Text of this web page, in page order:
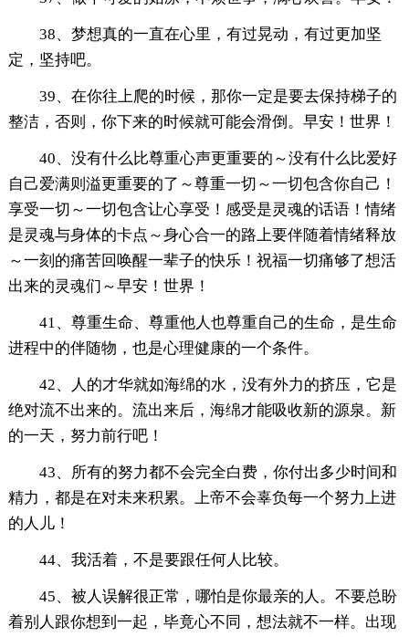
38、梦想真的一直在心里，有过晃动，有过更加坚
定，坚持吧。
39、在你往上爬的时候，那你一定是要去保持梯子的
整洁，否则，你下来的时候就可能会滑倒。早安！世界！
40、没有什么比尊重心声更重要的～没有什么比爱好
自己爱满则溢更重要的了～尊重一切～一切包含你自己！
享受一切～一切包含让心享受！感受是灵魂的话语！情绪
是灵魂与身体的卡点～身心合一的路上要伴随着情绪释放
～一刻的痛苦回唤醒一辈子的快乐！祝福一切痛够了想活
出来的灵魂们～早安！世界！
41、尊重生命、尊重他人也尊重自己的生命，是生命
进程中的伴随物，也是心理健康的一个条件。
42、人的才华就如海绵的水，没有外力的挤压，它是
绝对流不出来的。流出来后，海绵才能吸收新的源泉。新
的一天，努力前行吧！
43、所有的努力都不会完全白费，你付出多少时间和
精力，都是在对未来积累。上帝不会辜负每一个努力上进
的人儿！
44、我活着，不是要跟任何人比较。
45、被人误解很正常，哪怕是你最亲的人。不要总盼
着别人跟你想到一起，毕竟心不同，想法就不一样。出现